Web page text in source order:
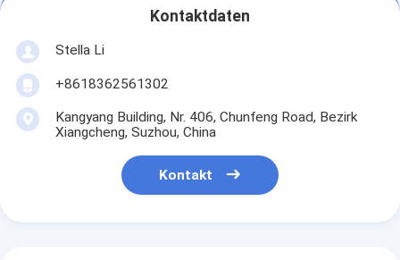
Kontaktdaten
Stella Li
+8618362561302
Kangyang Building, Nr. 406, Chunfeng Road, Bezirk
Xiangcheng, Suzhou, China
Kontakt